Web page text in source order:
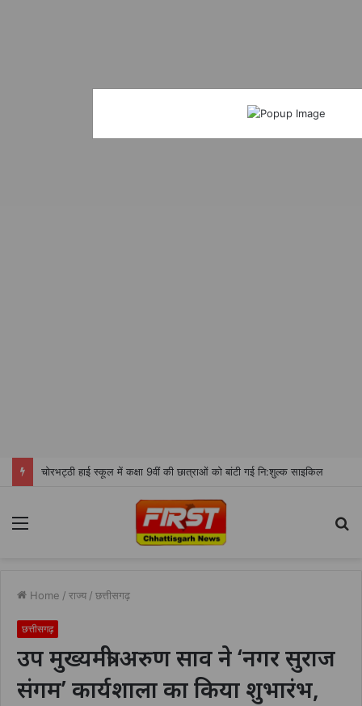
चोरभट्ठी हाई स्कूल में कक्षा 9वीं की छात्राओं को बांटी गई नि:शुल्क साइकिल
Menu
Home / राज्य / छत्तीसगढ़
छत्तीसगढ़
उप मुख्यमंत्री अरुण साव ने ‘नगर सुराज
संगम’ कार्यशाला का किया शुभारंभ,